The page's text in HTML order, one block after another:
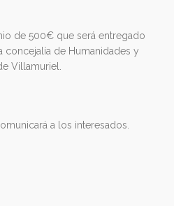
de 500€ que será entregado
de Humanidades y
Villamuriel.
a los interesados.